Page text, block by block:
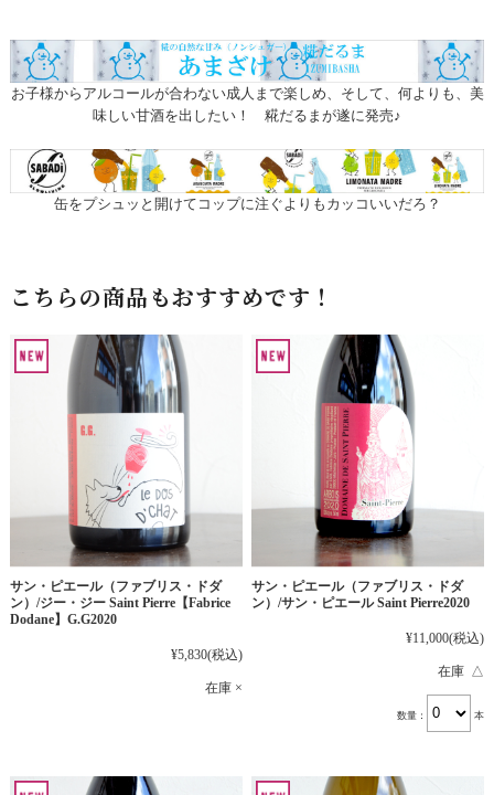
お子様からアルコールが合わない成人まで楽しめ、そして、何よりも、美
味しい甘酒を出したい！ 糀だるまが遂に発売♪
缶をプシュッと開けてコップに注ぐよりもカッコいいだろ？
こちらの商品もおすすめです！
サン・ピエール（ファブリス・ドダ
ン）/ジー・ジー Saint Pierre【Fabrice
Dodane】G.G2020
¥5,830(税込)
在庫 ×
サン・ピエール（ファブリス・ドダ
ン）/サン・ピエール Saint Pierre2020
¥11,000(税込)
在庫 △
数量： 本